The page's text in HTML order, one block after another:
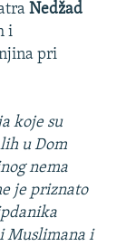
Nedžad
i
pri
koje su
u Dom
nema
je priznato
Muslimana i